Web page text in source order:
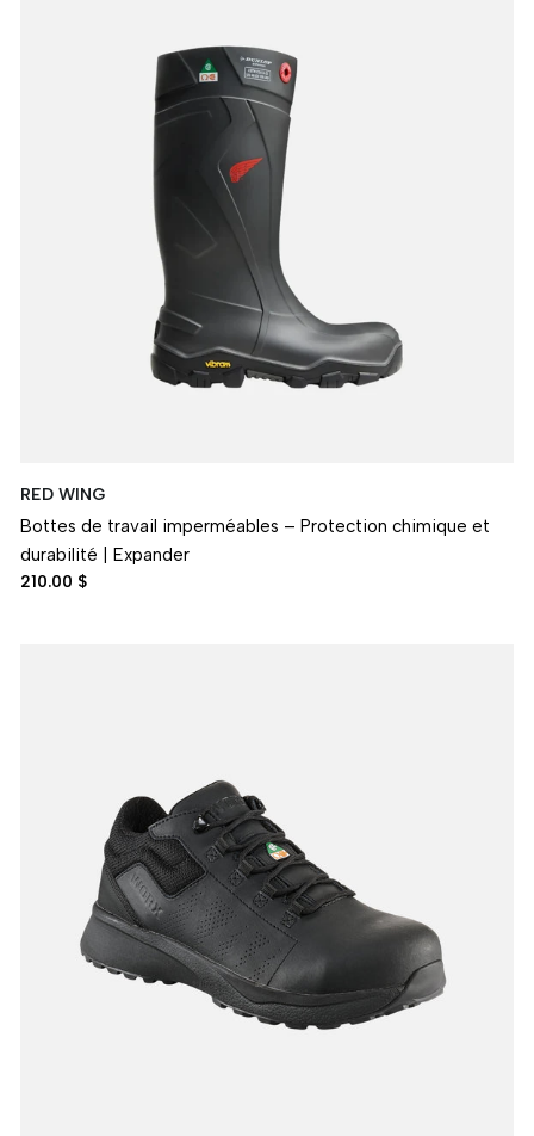
RED WING
Bottes de travail imperméables – Protection chimique et
durabilité | Expander
210.00 $